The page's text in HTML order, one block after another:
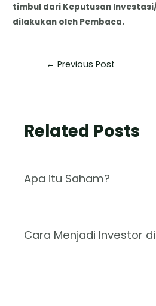
timbul dari Keputusan
dilakukan oleh Pembaca.
← Previous Post
Related Posts
Apa itu Saham?
Cara Menjadi Investor